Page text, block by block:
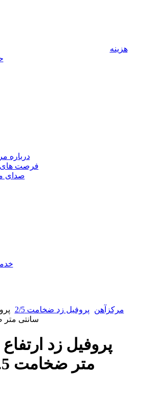
هزینه
درباره
فرصت
صدای
مرکزآهن
پروفیل زد ضخامت 2/5
سانتی متر
متر ضخامت 2.5 میلیمتر